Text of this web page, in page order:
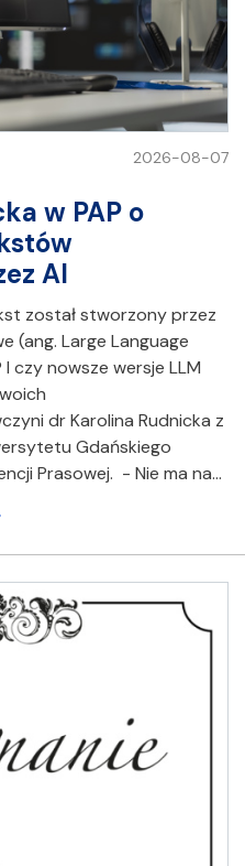
2026-08-07
w PAP o
AI
został stworzony przez
(ang. Large Language
czy nowsze wersje LLM
dr Karolina Rudnicka z
Gdańskiego
Prasowej. - Nie ma na…